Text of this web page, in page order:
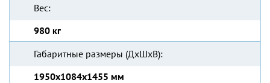
Вес:
980 кг
Габаритные размеры (ДхШхВ):
1950x1084x1455 мм